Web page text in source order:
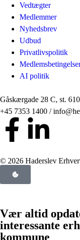
Vedtægter
Medlemmer
Nyhedsbrev
Udbud
Privatlivspolitik
AI politik
Gåskærgade 28 C, st.
+45 7353 1400 /
© 2026 Haderslev
Vær altid
interessante
kommune